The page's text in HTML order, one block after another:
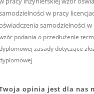
w pracy
samodzielności
podania o przedłużenie
zasady dotyczące
opinia jest dla nas